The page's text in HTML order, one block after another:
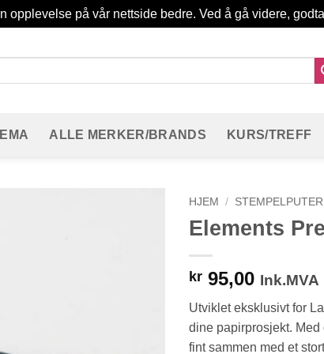
opplevelse på vår nettside bedre. Ved å gå videre,
ALLE MERKER/BRANDS KURS/TREFF
HJEM /
Elements
kr 95,00 Ink.MVA
Utviklet eksklusivt for
dine papirprosjekt.
fint sammen med et